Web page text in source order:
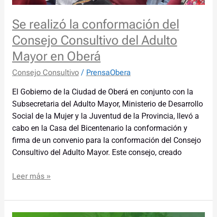
Se realizó la conformación del
Consejo Consultivo del Adulto
Mayor en Oberá
Consejo Consultivo/ PrensaObera
El Gobierno de la Ciudad de Oberá en conjunto con la
Subsecretaria del Adulto Mayor, Ministerio de Desarrollo
Social de la Mujer y la Juventud de la Provincia, llevó a
cabo en la Casa del Bicentenario la conformación y
firma de un convenio para la conformación del Consejo
Consultivo del Adulto Mayor. Este consejo, creado
Leer más »